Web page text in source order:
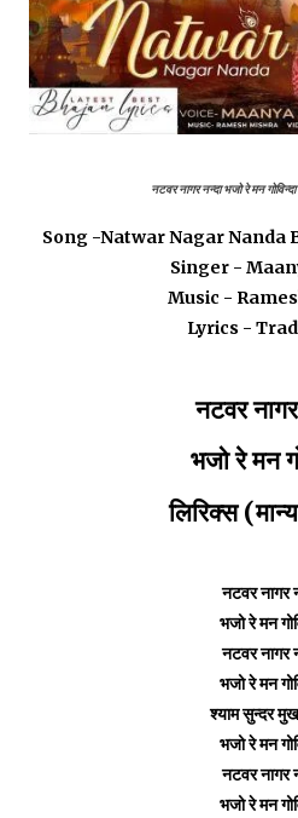
नटवर नागर नन्दाभजो रे मन गोविन्दा
Song -Natwar Nagar Nanda
Singer -
Music -
Lyrics -
नटवर
भजो रे मन
लिरिक्स
नटवर नागर
भजो रे मन
नटवर नागर
भजो रे मन
श्याम सुन्दर
भजो रे मन
नटवर नागर
भजो रे मन